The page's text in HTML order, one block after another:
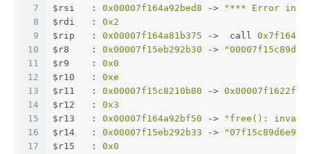
7
8
9
10
11
12
13
14
15
16
17
$rsi   : 0x00007f164a92bed8 ->
"*** Error in
$rdi   : 0x2
$rip   : 0x00007f164a81b375 ->  call
$r8    : 0x00007f15eb292b30 ->
$r9    : 0x0
$r10   : 0xe
$r11   : 0x00007f15c8210b80 ->
$r12   : 0x3
$r13   : 0x00007f164a92bf50 ->
"free():
$r14   : 0x00007f15eb292b33 ->
"07f15c89d6e90"
$r15   : 0x0